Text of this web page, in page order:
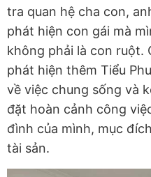
tra quan hệ cha con,
phát hiện con gái mà
không phải là con ruột.
phát hiện thêm Tiểu
về việc chung sống và
đặt hoàn cảnh công
đình của mình, mục
tài sản.